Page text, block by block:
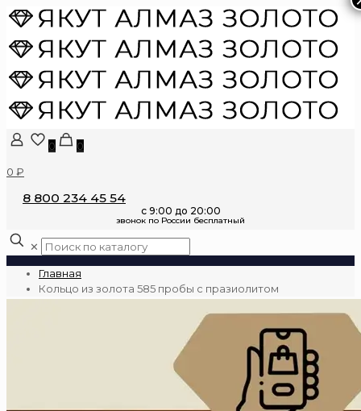
0
0
0 ₽
8 800 234 45 54
✕
Главная
Кольцо из золота 585 пробы с празиолитом